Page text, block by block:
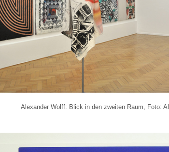
Alexander Wolff: Blick in den zweiten Raum, Foto: